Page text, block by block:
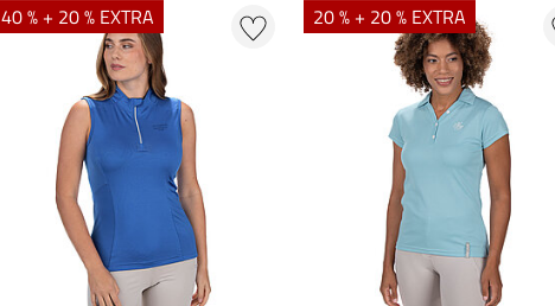
40 % + 20 % EXTRA 20 % + 20 % EXTRA